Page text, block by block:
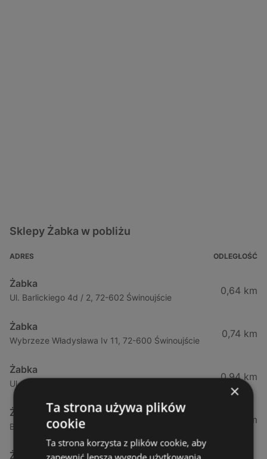
Sklepy Żabka w pobliżu
ADRES ODLEGŁOŚĆ
Żabka
Ul. Barlickiego 4d / 2, 72-602 Świnoujście
0,64 km
Żabka
Wybrzeze Władysława Iv 11, 72-600 Świnoujście
0,74 km
Żabka
Ul. Bohaterów Września 49, 72-600 Świnoujście
0,94 km
Żabka
Bohaterów Września 52, 72-600 Świnoujście
1,02 km
Żabka
×
Ta strona używa plików
cookie
Ta strona korzysta z plików cookie, aby